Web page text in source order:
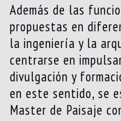
Además de las
propuestas en
la ingeniería y la
centrarse en
divulgación y
en este sentido, se
Master de Paisaje